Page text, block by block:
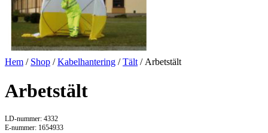
Hem / Shop /Kabelhantering /Tält / Arbetstält
Arbetstält
LD-nummer: 4332
E-nummer: 1654933